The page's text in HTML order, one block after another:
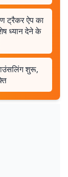
ट्रैकर ऐप का
ध्यान देने के
शुरू,